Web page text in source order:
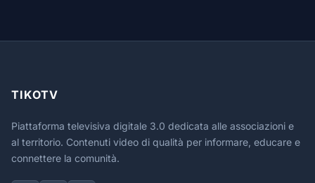
TIKOTV
Piattaforma televisiva digitale 3.0 dedicata alle associazioni e
al territorio. Contenuti video di qualità per informare, educare e
connettere la comunità.